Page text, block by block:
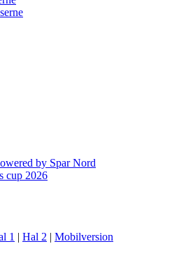
by Spar Nord
cup 2026
1 | Hal 2 | Mobilversion